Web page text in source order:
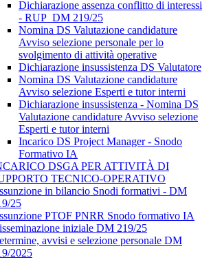
Dichiarazione assenza conflitto di interessi
- RUP_DM 219/25
Nomina DS Valutazione candidature
Avviso selezione personale per lo
svolgimento di attività operative
Dichiarazione insussistenza DS Valutatore
Nomina DS Valutazione candidature
Avviso selezione Esperti e tutor interni
Dichiarazione insussistenza - Nomina DS
Valutazione candidature Avviso selezione
Esperti e tutor interni
Incarico DS Project Manager - Snodo
Formativo IA
DSGA PER ATTIVITÀ DI
TECNICO-OPERATIVO
in bilancio Snodi formativi - DM
25
PTOF PNRR Snodo formativo IA
iniziale DM 219/25
avvisi e selezione personale DM
2025